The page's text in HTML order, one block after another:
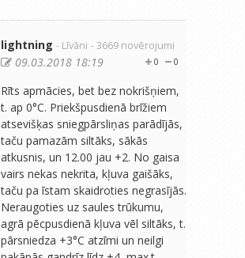
lightning - Līvāni - 3669 novērojumi
0
0
09.03.2018 18:19
Rīts apmācies, bet bez nokrišņiem,
t. ap 0°C. Priekšpusdienā brīžiem
atsevišķas sniegpārsliņas parādījās,
taču pamazām siltāks, sākās
atkusnis, un 12.00 jau +2. No gaisa
vairs nekas nekrita, kļuva gaišāks,
taču pa īstam skaidroties negrasījās.
Neraugoties uz saules trūkumu,
agrā pēcpusdienā kļuva vēl siltāks, t.
pārsniedza +3°C atzīmi un neilgi